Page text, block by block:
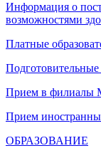
Информация о
возможностями
Платные
Прием в
Прием
ОБРАЗОВАНИЕ